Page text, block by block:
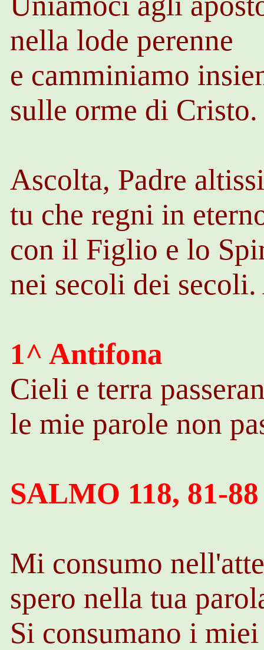
nella lode perenne
e camminiamo
sulle orme di Cristo.
Ascolta, Padre
tu che regni in
con il Figlio e lo
nei secoli dei
1^ Antifona
Cieli e terra
le mie parole non
SALMO 118, 81-88
Mi consumo
spero nella tua
Si consumano i